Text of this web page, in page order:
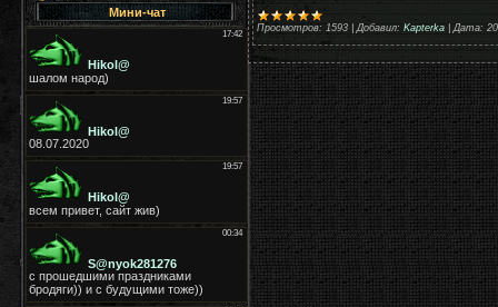
Мини-чат
Просмотров: 1593 |Добавил: Kapterka |Дата: